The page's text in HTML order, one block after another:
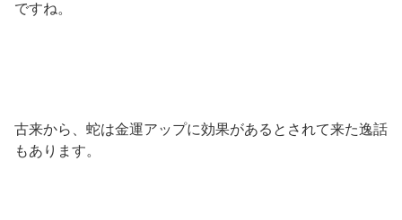
ですね。
古来から、蛇は金運アップに効果があるとされて来た逸話
もあります。